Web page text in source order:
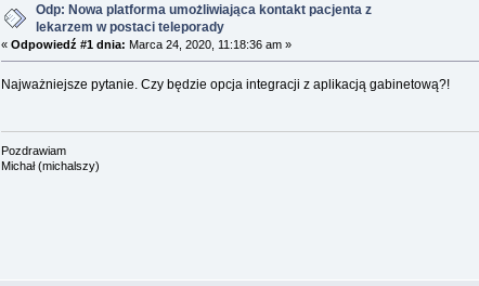
Odp: Nowa platforma umożliwiająca kontakt pacjenta z
lekarzem w postaci teleporady
« Odpowiedź #1 dnia: Marca 24, 2020, 11:18:36 am »
Najważniejsze pytanie. Czy będzie opcja integracji z aplikacją gabinetową?!
Pozdrawiam
Michał (michalszy)